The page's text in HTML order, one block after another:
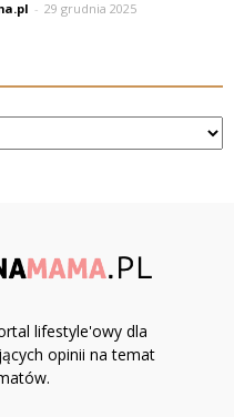
- 29 grudnia 2025
lifestyle'owy dla
opinii na temat